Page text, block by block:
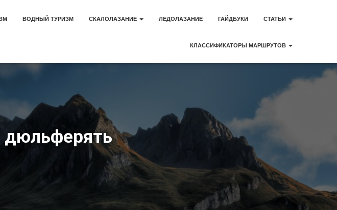
ВОДНЫЙ ТУРИЗМ СКАЛОЛАЗАНИЕ ЛЕДОЛАЗАНИЕ ГАЙДБУКИ СТАТЬИ
КЛАССИФИКАТОРЫ МАРШРУТОВ
дюльферять